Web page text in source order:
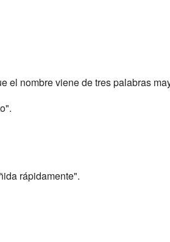
el nombre viene de tres palabras
rápidamente".